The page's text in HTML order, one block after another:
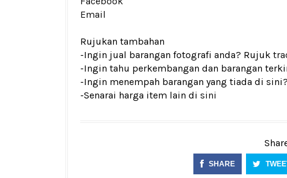
Email
Rujukan tambahan
-Ingin jual barangan fotografi anda? Rujuk
-Ingin tahu perkembangan dan barangan
-Ingin menempah barangan yang tiada di
-Senarai harga item lain di sini
SHARE